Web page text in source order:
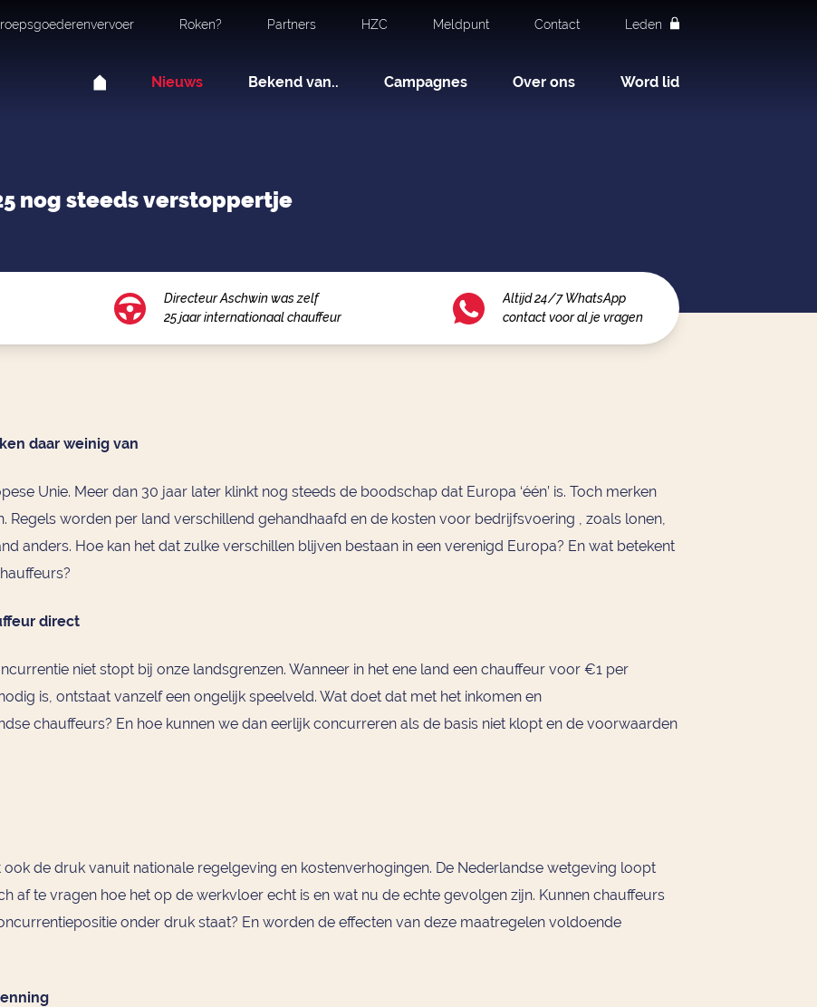
Roken? Partners HZC Meldpunt Contact Leden
Nieuws Bekend van.. Campagnes Over ons Word lid
nog steeds verstoppertje
Directeur Aschwin was zelf
25 jaar internationaal chauffeur
Altijd 24/7 WhatsApp
contact voor al je vragen
daar weinig van
Unie. Meer dan 30 jaar later klinkt nog steeds de boodschap dat Europa ‘één’ is. Toch merken
Regels worden per land verschillend gehandhaafd en de kosten voor bedrijfsvoering , zoals lonen,
anders. Hoe kan het dat zulke verschillen blijven bestaan in een verenigd Europa? En wat betekent
direct
niet stopt bij onze landsgrenzen. Wanneer in het ene land een chauffeur voor €1 per
is, ontstaat vanzelf een ongelijk speelveld. Wat doet dat met het inkomen en
chauffeurs? En hoe kunnen we dan eerlijk concurreren als de basis niet klopt en de voorwaarden
de druk vanuit nationale regelgeving en kostenverhogingen. De Nederlandse wetgeving loopt
af te vragen hoe het op de werkvloer echt is en wat nu de echte gevolgen zijn. Kunnen chauffeurs
onder druk staat? En worden de effecten van deze maatregelen voldoende